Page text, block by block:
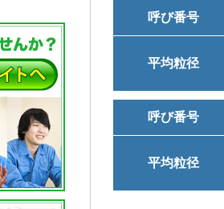
呼び番号
平均粒径
呼び番号
平均粒径